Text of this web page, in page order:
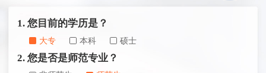
1. 您目前的学历是？
大专 本科 硕士
2. 您是否是师范专业？